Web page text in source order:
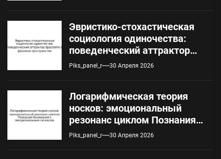
Эвристико-стохастическая
социология одиночества:
поведенческий аттрактор
Spacetime в фазовом
Piks_panel_r 30 Апреля 2026
Логарифмическая теория
носков: эмоциональный
резонанс циклом Познания
понимания с
Piks_panel_r 30 Апреля 2026